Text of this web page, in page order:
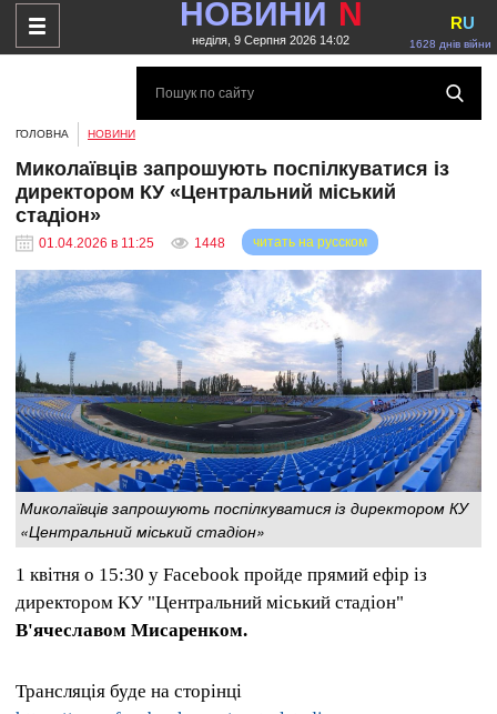
НОВИНИ N
неділя, 9 Серпня 2026 14:02 1628 днів війни
RU
ГОЛОВНА НОВИНИ
Миколаївців запрошують поспілкуватися із
директором КУ «Центральний міський
стадіон»
01.04.2026 в 11:25 1448 читать на русском
Миколаївців запрошують поспілкуватися із директором КУ
«Центральний міський стадіон»
1 квітня о 15:30 у Facebook пройде прямий ефір із
директором КУ "Центральний міський стадіон"
В'ячеславом Мисаренком.
Трансляція буде на сторінці